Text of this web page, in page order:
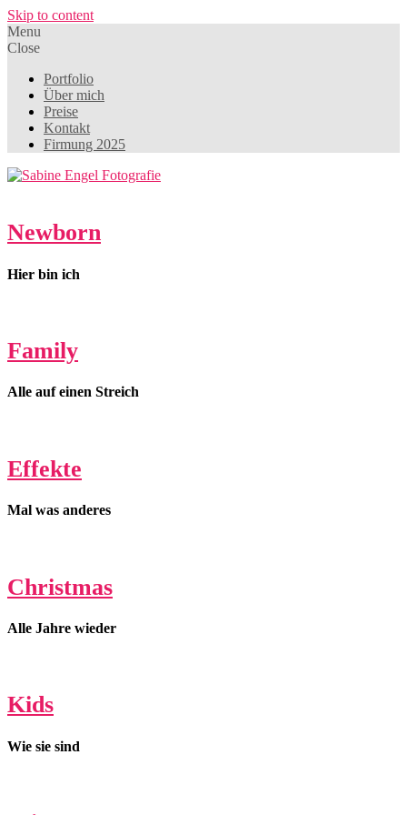
Skip to content
Menu
Close
Portfolio
Über mich
Preise
Kontakt
Firmung 2025
Newborn
Hier bin ich
Family
Alle auf einen Streich
Effekte
Mal was anderes
Christmas
Alle Jahre wieder
Kids
Wie sie sind